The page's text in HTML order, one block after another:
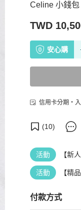
Celine 小錢包
TWD
安心購
信用卡分期・
(10)
活動 【新
活動 【精
付款方式